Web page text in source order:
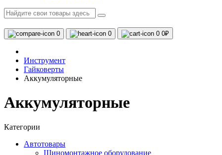
0 0 0 0₽
Инструмент
Гайковерты
Аккумуляторные
Аккумуляторные
Категории
Автотовары
Шиномонтажное оборудование